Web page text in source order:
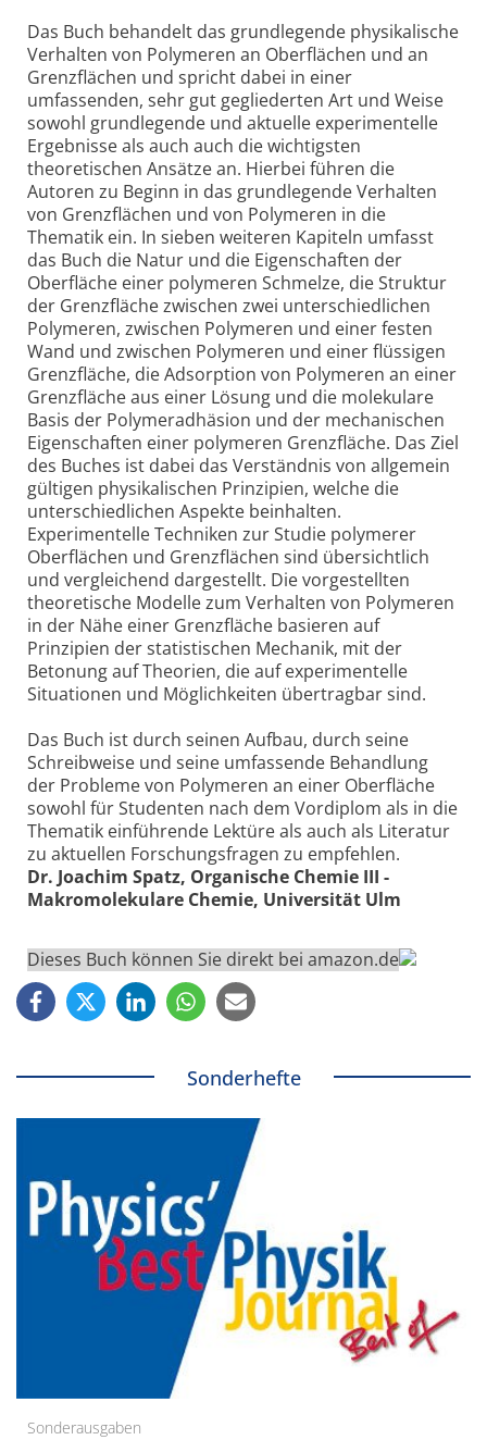
Das Buch behandelt das grundlegende physikalische
Verhalten von Polymeren an Oberflächen und an
Grenzflächen und spricht dabei in einer
umfassenden, sehr gut gegliederten Art und Weise
sowohl grundlegende und aktuelle experimentelle
Ergebnisse als auch auch die wichtigsten
theoretischen Ansätze an. Hierbei führen die
Autoren zu Beginn in das grundlegende Verhalten
von Grenzflächen und von Polymeren in die
Thematik ein. In sieben weiteren Kapiteln umfasst
das Buch die Natur und die Eigenschaften der
Oberfläche einer polymeren Schmelze, die Struktur
der Grenzfläche zwischen zwei unterschiedlichen
Polymeren, zwischen Polymeren und einer festen
Wand und zwischen Polymeren und einer flüssigen
Grenzfläche, die Adsorption von Polymeren an einer
Grenzfläche aus einer Lösung und die molekulare
Basis der Polymeradhäsion und der mechanischen
Eigenschaften einer polymeren Grenzfläche. Das Ziel
des Buches ist dabei das Verständnis von allgemein
gültigen physikalischen Prinzipien, welche die
unterschiedlichen Aspekte beinhalten.
Experimentelle Techniken zur Studie polymerer
Oberflächen und Grenzflächen sind übersichtlich
und vergleichend dargestellt. Die vorgestellten
theoretische Modelle zum Verhalten von Polymeren
in der Nähe einer Grenzfläche basieren auf
Prinzipien der statistischen Mechanik, mit der
Betonung auf Theorien, die auf experimentelle
Situationen und Möglichkeiten übertragbar sind.
Das Buch ist durch seinen Aufbau, durch seine
Schreibweise und seine umfassende Behandlung
der Probleme von Polymeren an einer Oberfläche
sowohl für Studenten nach dem Vordiplom als in die
Thematik einführende Lektüre als auch als Literatur
zu aktuellen Forschungsfragen zu empfehlen.
Dr. Joachim Spatz, Organische Chemie III -
Makromolekulare Chemie, Universität Ulm
Dieses Buch können Sie direkt bei amazon.de
Sonderhefte
Sonderausgaben